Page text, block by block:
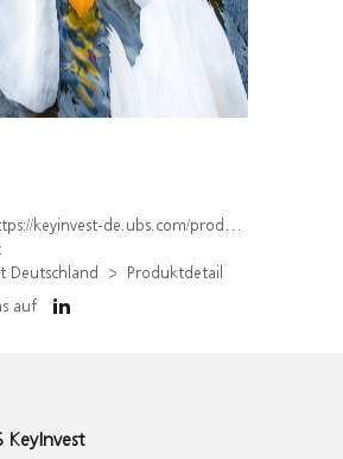
keyinvest-de.ubs.com/produkt/detail/index/isin/DE000WA7J6P7
Deutschland
Produktdetail
auf
KeyInvest